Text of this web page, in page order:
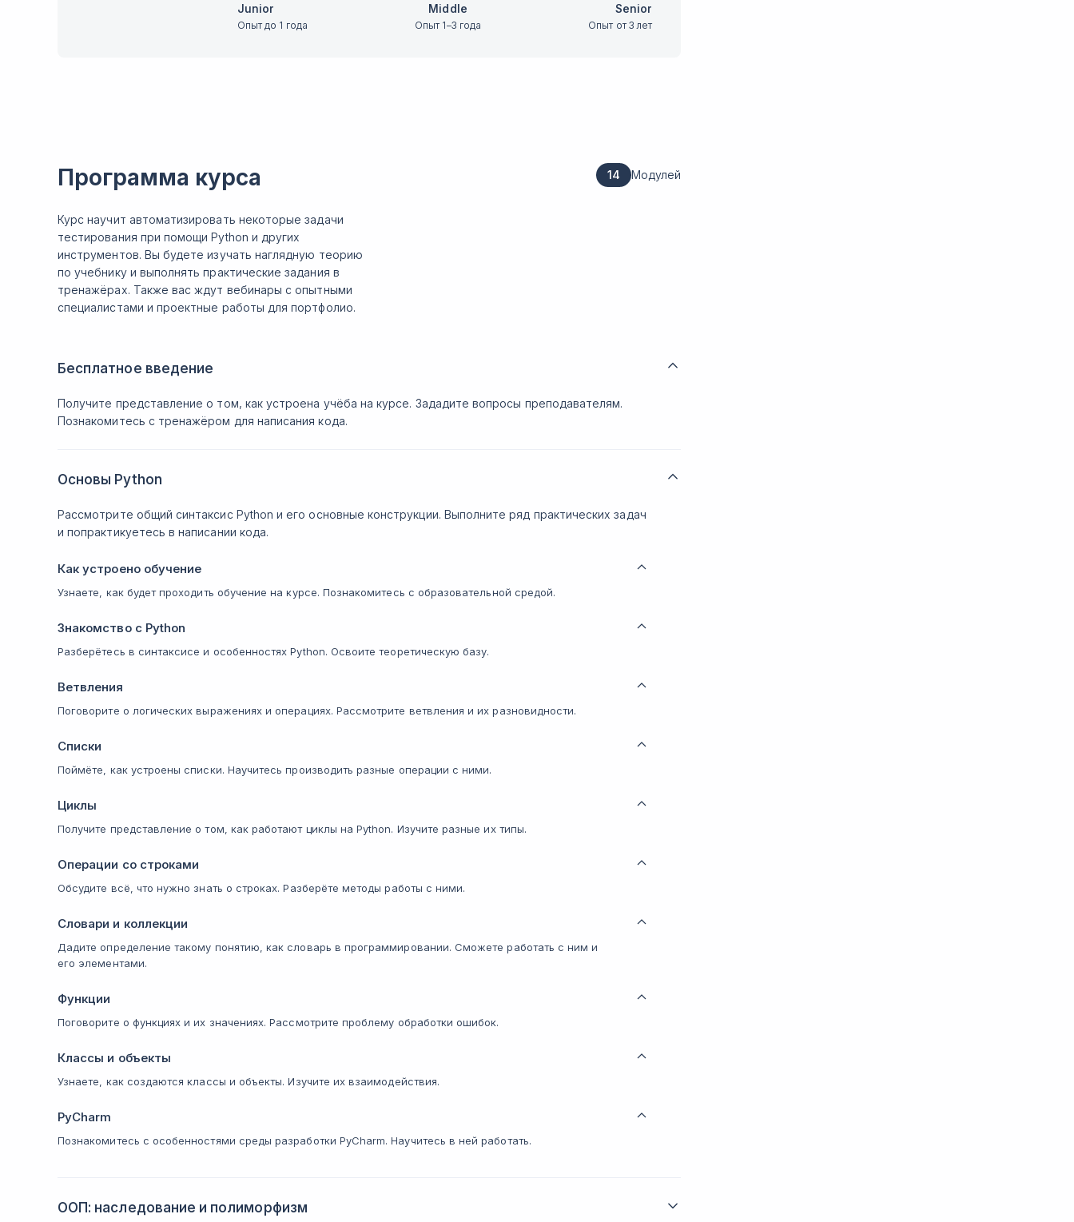
Junior
Опыт до 1 года
Middle
Опыт 1–3 года
Senior
Опыт от 3 лет
Программа курса
Курс научит автоматизировать некоторые задачи
тестирования при помощи Python и других
инструментов. Вы будете изучать наглядную теорию
по учебнику и выполнять практические задания в
тренажёрах. Также вас ждут вебинары с опытными
специалистами и проектные работы для портфолио.
14 Модулей
Бесплатное введение
Получите представление о том, как устроена учёба на курсе. Зададите вопросы преподавателям.
Познакомитесь с тренажёром для написания кода.
Основы Python
Рассмотрите общий синтаксис Python и его основные конструкции. Выполните ряд практических задач
и попрактикуетесь в написании кода.
Как устроено обучение
Узнаете, как будет проходить обучение на курсе. Познакомитесь с образовательной средой.
Знакомство с Python
Разберётесь в синтаксисе и особенностях Python. Освоите теоретическую базу.
Ветвления
Поговорите о логических выражениях и операциях. Рассмотрите ветвления и их разновидности.
Списки
Поймёте, как устроены списки. Научитесь производить разные операции с ними.
Циклы
Получите представление о том, как работают циклы на Python. Изучите разные их типы.
Операции со строками
Обсудите всё, что нужно знать о строках. Разберёте методы работы с ними.
Словари и коллекции
Дадите определение такому понятию, как словарь в программировании. Сможете работать с ним и
его элементами.
Функции
Поговорите о функциях и их значениях. Рассмотрите проблему обработки ошибок.
Классы и объекты
Узнаете, как создаются классы и объекты. Изучите их взаимодействия.
PyCharm
Познакомитесь с особенностями среды разработки PyCharm. Научитесь в ней работать.
ООП: наследование и полиморфизм